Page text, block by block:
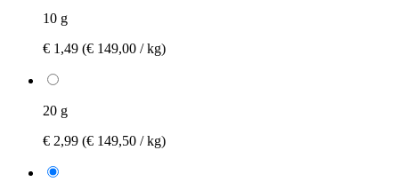
10 g
€ 1,49 (€ 149,00 / kg)
20 g
€ 2,99 (€ 149,50 / kg)